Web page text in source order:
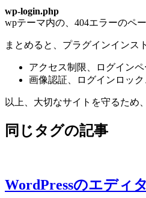
wp-login.php
wpテーマ内の、404エラーのペ
まとめると、プラグインインス
アクセス制限、ログイン
画像認証、ログインロッ
以上、大切なサイトを守るため
同じタグの記事
WordPressのエディ